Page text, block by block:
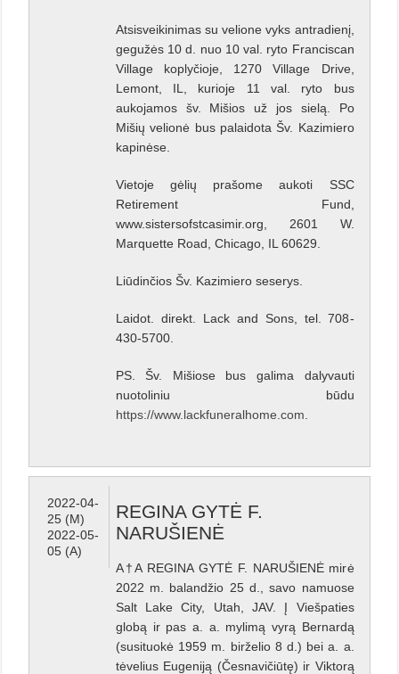
Atsisveikinimas su velione vyks antradienį,
gegužės 10 d. nuo 10 val. ryto Franciscan
Village koplyčioje, 1270 Village Drive,
Lemont, IL, kurioje 11 val. ryto bus
aukojamos šv. Mišios už jos sielą. Po
Mišių velionė bus palaidota Šv. Kazimiero
kapinėse.
Vietoje gėlių prašome aukoti SSC
Retirement Fund,
www.sistersofstcasimir.org, 2601 W.
Marquette Road, Chicago, IL 60629.
Liūdinčios Šv. Kazimiero seserys.
Laidot. direkt. Lack and Sons, tel. 708-
430-5700.
PS. Šv. Mišiose bus galima dalyvauti
nuotoliniu būdu
https://www.lackfuneralhome.com
2022-04-
25 (M)
2022-05-
05 (A)
REGINA GYTĖ F.
NARUŠIENĖ
A†A REGINA GYTĖ F. NARUŠIENĖ mirė
2022 m. balandžio 25 d., savo namuose
Salt Lake City, Utah, JAV. Į Viešpaties
globą ir pas a. a. mylimą vyrą Bernardą
(susituokė 1959 m. birželio 8 d.) bei a. a.
tėvelius Eugeniją (Česnavičiūtę) ir Viktorą